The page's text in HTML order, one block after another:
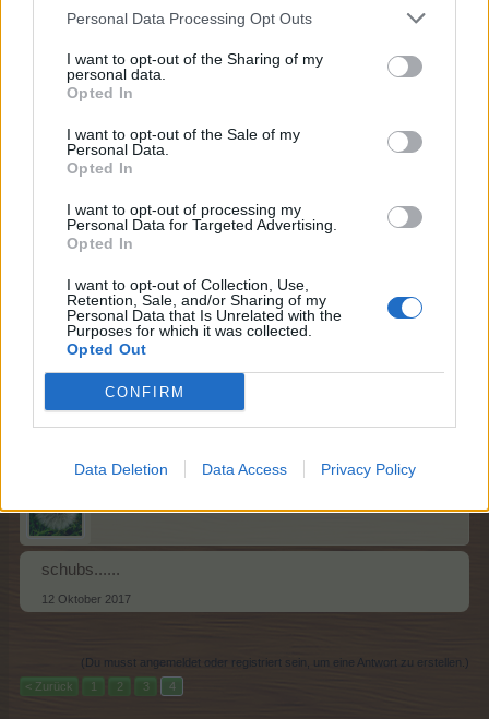
Personal Data Processing Opt Outs
I want to opt-out of the Sharing of my
personal data.
Opted In
I want to opt-out of the Sale of my
Personal Data.
Opted In
I want to opt-out of processing my
Personal Data for Targeted Advertising.
Opted In
I want to opt-out of Collection, Use,
Retention, Sale, and/or Sharing of my
Personal Data that Is Unrelated with the
Purposes for which it was collected.
Opted Out
CONFIRM
Data Deletion Data Access Privacy Policy
Zitat von MinionFaenger:
Hallo an alle,
mal wieder im Beitrag vorbei geschaut habe: hat sich da schon
irgendwas ergeben = in Bearbeitung/wird sicher nicht gemacht
etc.?
Sonntägliche Grüße,
Lia
kennt.
Der Wunsch wurde weitergegeben.
Was, wie, wann, wo, warum oder warum nicht.... das
kann ich leider nicht beantworten.
1 Oktober 2017
schubs......
12 Oktober 2017
(Du musst angemeldet oder registriert sein, um eine Antwort zu erstellen.)
< Zurück
1 2 3 4